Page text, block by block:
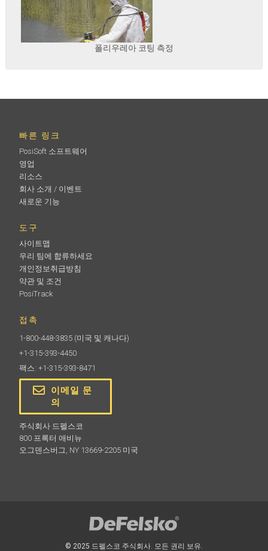
폴리우레아 코팅 측정
빠른 링크
PosiSoft 소프트웨어
영업
리소스
회사 소개 / 이벤트
새로운 기능
도구
사이트맵
우리 팀에 합류하세요
개인정보취급방침
약관 및 조건
PosiTrack
접촉
1-800-448-3835 (미국 및 캐나다)
+1-315-393-4450
팩스: +1-315-393-8471
이메일 문
의
주식회사 드펠스코
800 프록터 애비뉴
오그덴스버그, NY 13669-2205 미국
© 2025 드펠스코 주식회사. 모든 권리 보유.